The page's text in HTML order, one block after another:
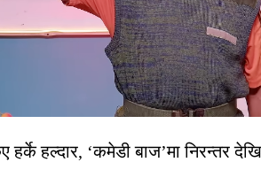
हर्के हल्दार, ‘कमेडी बाज’मा निरन्तर